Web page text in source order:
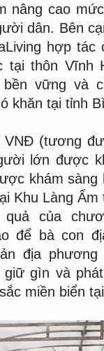
nâng cao
dân. Bên
hợp tác
tại thôn Vĩnh
vững và
khăn tại tỉnh
(tương
lớn được
khám sàng
Khu Làng
của
để bà con
địa
giữ gìn và
miền biển